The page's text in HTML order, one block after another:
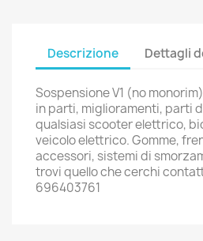
Descrizione Dettagli
Sospensione V1 (no
in parti, miglioramenti, parti
qualsiasi scooter elettrico,
veicolo elettrico. Gomme,
accessori, sistemi di
trovi quello che cerchi
696403761